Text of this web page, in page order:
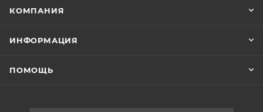
КОМПАНИЯ
ИНФОРМАЦИЯ
ПОМОЩЬ